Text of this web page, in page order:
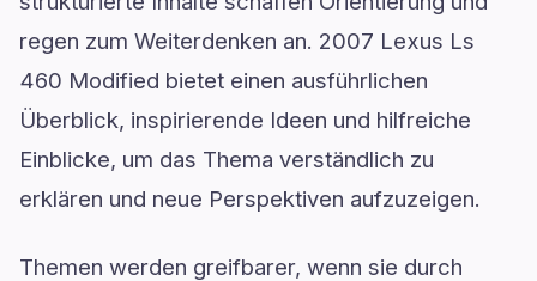
regen zum Weiterdenken an. 2007 Lexus Ls
460 Modified bietet einen ausführlichen
Überblick, inspirierende Ideen und hilfreiche
Einblicke, um das Thema verständlich zu
erklären und neue Perspektiven aufzuzeigen.
Themen werden greifbarer, wenn sie durch